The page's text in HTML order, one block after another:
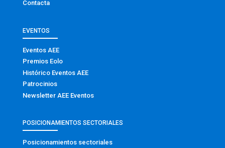
Contacta
EVENTOS
Eventos AEE
Premios Eolo
Histórico Eventos AEE
Patrocinios
Newsletter AEE Eventos
POSICIONAMIENTOS SECTORIALES
Posicionamientos sectoriales